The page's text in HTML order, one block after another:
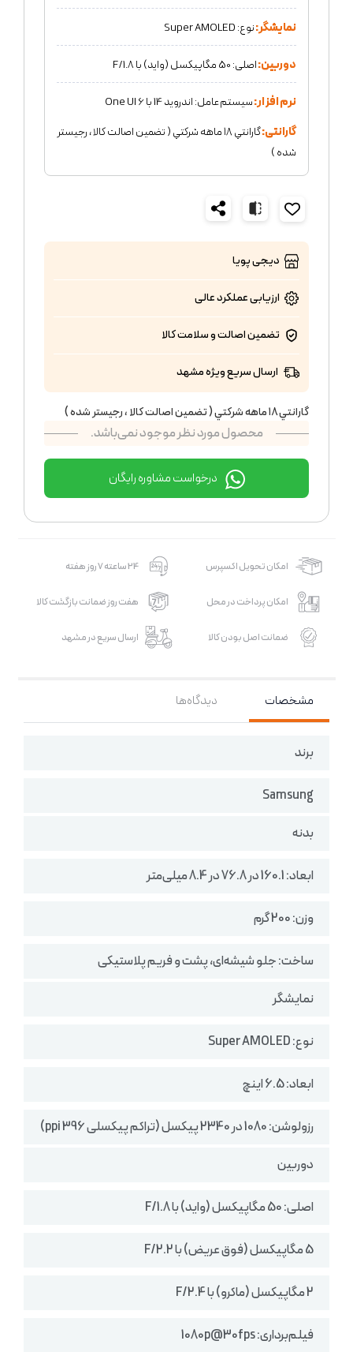
نمایشگر:نوع: Super AMOLED
دوربین:اصلی: 50 مگاپیکسل (واید) با F/1.8
نرم افزار:سیستم‌عامل: اندروید 14 با One UI 6
گارانتی:
گارانتي ١٨ ماهه شركتي ( تضمين اصالت كالا ، رجيستر
شده )
دیجی پویا
ارزیابی عملکردعالی
تضمین اصالت و سلامت کالا
ارسال سریع ویژه مشهد
گارانتي ١٨ ماهه شركتي ( تضمين اصالت كالا ، رجيستر شده )
محصول مورد نظر موجود نمی‌باشد.
درخواست مشاوره رایگان
امکان تحویل اکسپرس 24 ساعته 7 روز هفته
امکان پرداخت در محل هفت روز ضمانت بازگشت کالا
ضمانت اصل بودن کالا ارسال سریع در مشهد
مشخصات دیدگاه‌ها
برند
Samsung
بدنه
ابعاد: 160.1 در 76.8 در 8.4 میلی‌متر
وزن: 200 گرم
ساخت: جلو شیشه‌ای، پشت و فریم پلاستیکی
نمایشگر
نوع: Super AMOLED
ابعاد: 6.5 اینچ
رزولوشن: 1080 در 2340 پیکسل (تراکم پیکسلی 396 ppi)
دوربین
اصلی: 50 مگاپیکسل (واید) با F/1.8
5 مگاپیکسل (فوق‌ عریض) با F/2.2
2 مگاپیکسل (ماکرو) با F/2.4
فیلم‌برداری: 1080p@30fps